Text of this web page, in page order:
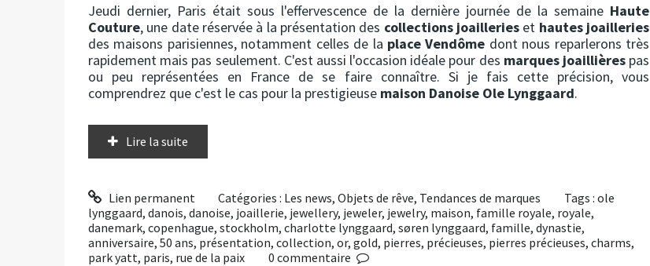
Jeudi dernier, Paris était sous l'effervescence de la dernière journée de la semaine Haute
Couture, une date réservée à la présentation des collections joailleries et hautes joailleries
des maisons parisiennes, notamment celles de la place Vendôme dont nous reparlerons très
rapidement mais pas seulement. C'est aussi l'occasion idéale pour des marques joaillièrespas
ou peu représentées en France de se faire connaître. Si je fais cette précision, vous
comprendrez que c'est le cas pour la prestigieuse maison Danoise Ole Lynggaard.
Lire la suite
Lien permanent Catégories : Les news,Objets de rêve, Tendances de marques Tags :ole
lynggaard, danois, danoise, joaillerie, jewellery, jeweler, jewelry, maison, famille royale, royale,
danemark, copenhague, stockholm, charlotte lynggaard, søren lynggaard, famille, dynastie,
anniversaire, 50 ans, présentation, collection, or, gold, pierres, précieuses, pierres précieuses, charms,
park yatt, paris, rue de la paix 0 commentaire